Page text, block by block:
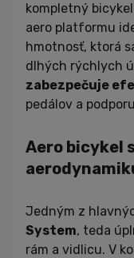
kompletný
aero platformu
hmotnosť, ktorá
dlhých rýchlych
zabezpečuje
pedálov a
Aero bicykel
Jedným z
System, teda
rám a vidlicu. V